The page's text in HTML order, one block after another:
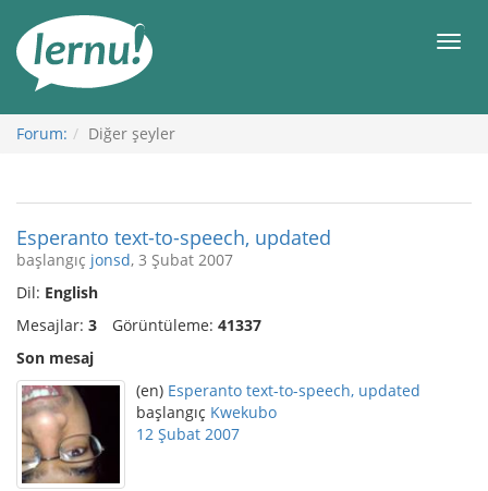
Görüntüleme
Forum: Diğer şeyler
Esperanto text-to-speech, updated
başlangıç jonsd, 3 Şubat 2007
Dil: English
Mesajlar: 3 Görüntüleme: 41337
Son mesaj
(en) Esperanto text-to-speech, updated
başlangıç Kwekubo
12 Şubat 2007